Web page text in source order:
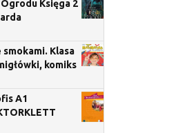
Księga 2
Klasa
komiks
A1